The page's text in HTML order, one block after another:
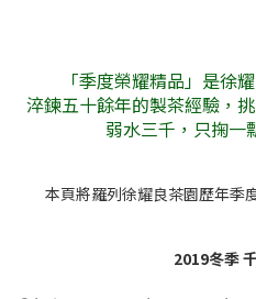
「季度榮耀精品」是徐
淬鍊五十餘年的製茶經驗，
弱水三千，只掬一
本頁將羅列徐耀良茶園歷年季
2019冬季